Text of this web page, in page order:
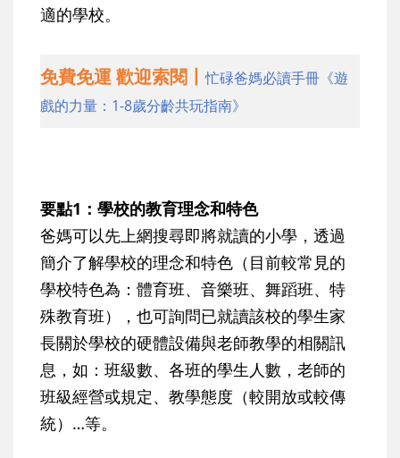
適的學校。
免費免運 歡迎索閱丨忙碌爸媽必讀手冊《遊
戲的力量：1-8歲分齡共玩指南》
要點1：學校的教育理念和特色
爸媽可以先上網搜尋即將就讀的小學，透過
簡介了解學校的理念和特色（目前較常見的
學校特色為：體育班、音樂班、舞蹈班、特
殊教育班），也可詢問已就讀該校的學生家
長關於學校的硬體設備與老師教學的相關訊
息，如：班級數、各班的學生人數，老師的
班級經營或規定、教學態度（較開放或較傳
統）…等。